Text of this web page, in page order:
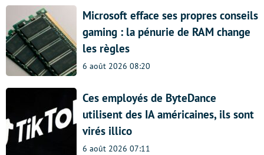
Microsoft efface ses propres conseils
gaming : la pénurie de RAM change
les règles
6 août 2026 08:20
Ces employés de ByteDance
utilisent des IA américaines, ils sont
virés illico
6 août 2026 07:11